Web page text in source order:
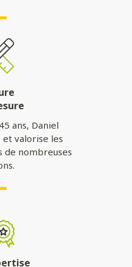
ans, Daniel
et valorise les
de nombreuses